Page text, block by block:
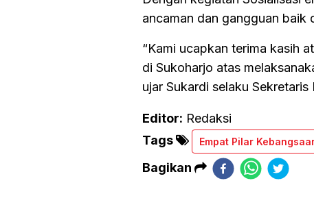
ancaman dan gangguan baik
“Kami ucapkan terima kasih
di Sukoharjo atas
ujar Sukardi selaku Sekretaris
Editor: Redaksi
Tags
Empat Pilar
Bagikan